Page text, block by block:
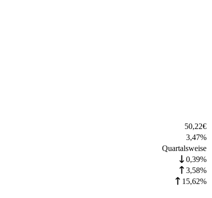
50,22€
3,47%
Quartalsweise
0,39%
3,58%
15,62%